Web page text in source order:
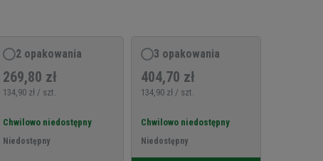
2 opakowania
269,80 zł
134,90 zł / szt.
Chwilowo niedostępny
Niedostępny
3 opakowania
404,70 zł
134,90 zł / szt.
Chwilowo niedostępny
Niedostępny